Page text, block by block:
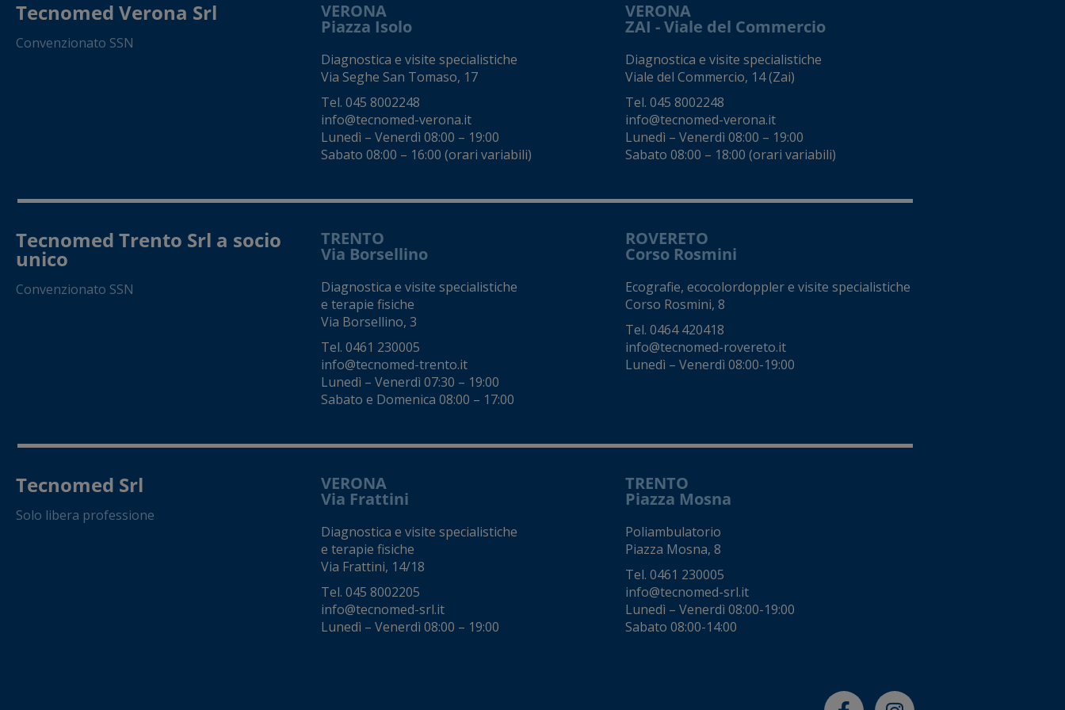
Tecnomed Verona Srl
Convenzionato SSN
VERONA
Piazza Isolo
Diagnostica e visite specialistiche
Via Seghe San Tomaso, 17
Tel. 045 8002248
info@tecnomed-verona.it
Lunedì – Venerdì 08:00 – 19:00
Sabato 08:00 – 16:00 (orari variabili)
VERONA
ZAI - Viale del Commercio
Diagnostica e visite specialistiche
Viale del Commercio, 14 (Zai)
Tel.045 8002248
info@tecnomed-verona.it
Lunedì – Venerdì 08:00 – 19:00
Sabato 08:00 – 18:00 (orari variabili)
Tecnomed Trento Srl a socio
unico
Convenzionato SSN
TRENTO
Via Borsellino
Diagnostica e visite specialistiche
e terapie fisiche
Via Borsellino, 3
Tel. 0461 230005
info@tecnomed-trento.it
Lunedì – Venerdì 07:30 – 19:00
Sabato e Domenica 08:00 – 17:00
ROVERETO
Corso Rosmini
Ecografie, ecocolordoppler e visite specialistiche
Corso Rosmini, 8
Tel.0464 420418
info@tecnomed-rovereto.it
Lunedì – Venerdì 08:00-19:00
Tecnomed Srl
Solo libera professione
VERONA
Via Frattini
Diagnostica e visite specialistiche
e terapie fisiche
Via Frattini, 14/18
Tel. 045 8002205
info@tecnomed-srl.it
Lunedì – Venerdì 08:00 – 19:00
TRENTO
Piazza Mosna
Poliambulatorio
Piazza Mosna, 8
Tel.0461 230005
info@tecnomed-srl.it
Lunedì – Venerdì 08:00-19:00
Sabato 08:00-14:00